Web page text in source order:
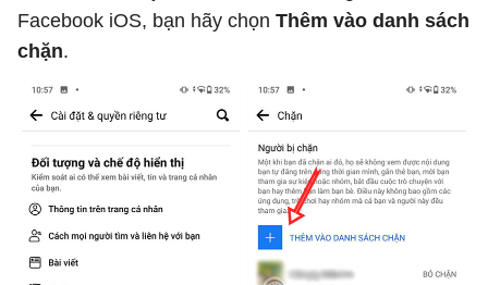
Facebook iOS, bạn hãy chọn Thêm vào danh sách
chặn.